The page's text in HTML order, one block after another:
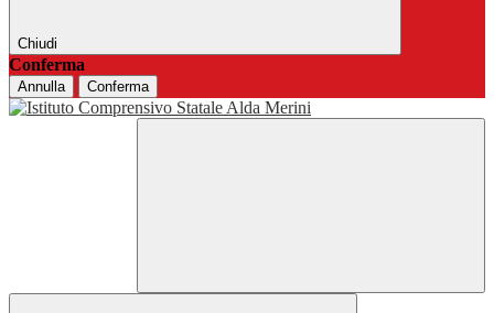
Chiudi
Conferma
Annulla Conferma